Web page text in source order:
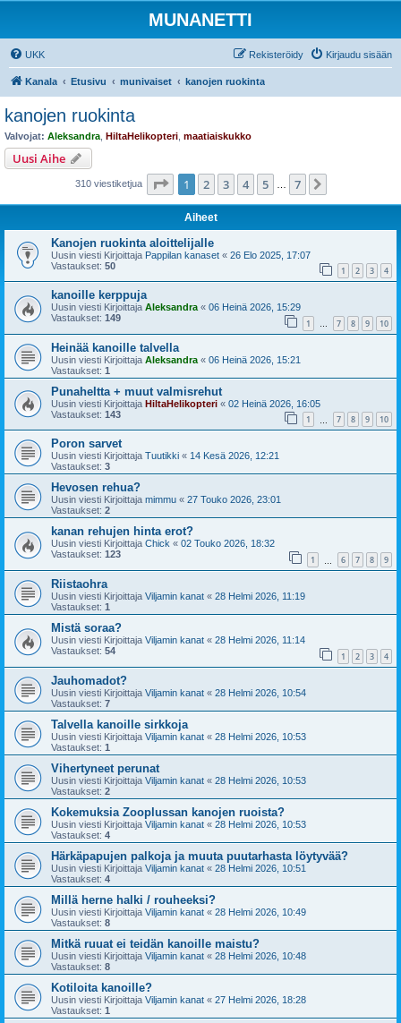
MUNANETTI
UKK Kirjaudu sisään
Rekisteröidy
Kanala Etusivu munivaiset kanojen ruokinta
kanojen ruokinta
Valvojat: Aleksandra HiltaHelikopteri maatiaiskukko
Uusi Aihe
310 viestiketjua Sivu /7
1 2 3 4 5 7
Aiheet
Kanojen ruokinta aloittelijalle
Uusin viesti Kirjoittaja Pappilan kanaset « 26 Elo 2025, 17:07
Vastaukset: 50 1 2 3 4
kanoille kerppuja
Uusin viesti Kirjoittaja Aleksandra « 06 Heinä 2026, 15:29
Vastaukset: 149 1 … 7 8 9 10
Heinää kanoille talvella
Uusin viesti Kirjoittaja Aleksandra « 06 Heinä 2026, 15:21
Vastaukset: 1
Punaheltta + muut valmisrehut
Uusin viesti Kirjoittaja HiltaHelikopteri « 02 Heinä 2026, 16:05
Vastaukset: 143 1 7 8 9 10
Poron sarvet
Uusin viesti Kirjoittaja Tuutikki « 14 Kesä 2026, 12:21
Vastaukset: 3
Hevosen rehua?
Uusin viesti Kirjoittaja mimmu « 27 Touko 2026, 23:01
Vastaukset: 2
kanan rehujen hinta erot?
Uusin viesti Kirjoittaja Chick « 02 Touko 2026, 18:32
Vastaukset: 123 1 6 7 8 9
Riistaohra
Uusin viesti Kirjoittaja Viljamin kanat « 28 Helmi 2026, 11:19
Vastaukset: 1
Mistä soraa?
Uusin viesti Kirjoittaja Viljamin kanat « 28 Helmi 2026, 11:14
Vastaukset: 54 1 2 3 4
Jauhomadot?
Uusin viesti Kirjoittaja Viljamin kanat « 28 Helmi 2026, 10:54
Vastaukset: 7
Talvella kanoille sirkkoja
Uusin viesti Kirjoittaja Viljamin kanat « 28 Helmi 2026, 10:53
Vastaukset: 1
Vihertyneet perunat
Uusin viesti Kirjoittaja Viljamin kanat « 28 Helmi 2026, 10:53
Vastaukset: 2
Kokemuksia Zooplussan kanojen ruoista?
Uusin viesti Kirjoittaja Viljamin kanat « 28 Helmi 2026, 10:53
Vastaukset: 4
Härkäpapujen palkoja ja muuta puutarhasta löytyvää?
Uusin viesti Kirjoittaja Viljamin kanat « 28 Helmi 2026, 10:51
Vastaukset: 4
Millä herne halki / rouheeksi?
Uusin viesti Kirjoittaja Viljamin kanat « 28 Helmi 2026, 10:49
Vastaukset: 8
Mitkä ruuat ei teidän kanoille maistu?
Uusin viesti Kirjoittaja Viljamin kanat « 28 Helmi 2026, 10:48
Vastaukset: 8
Kotiloita kanoille?
Uusin viesti Kirjoittaja Viljamin kanat « 27 Helmi 2026, 18:28
Vastaukset: 1